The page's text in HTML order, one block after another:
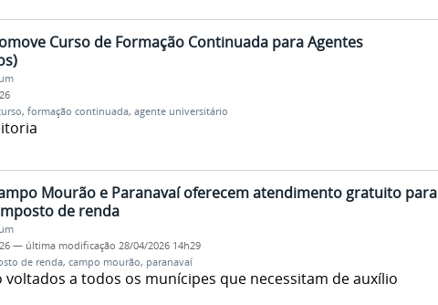
Curso de Formação Continuada para Agentes
, formação continuada, agente universitário
Mourão e Paranavaí oferecem atendimento gratuito para
de renda
— última modificação 28/04/2026 14h29
de renda, campo mourão, paranavaí
voltados a todos os munícipes que necessitam de auxílio